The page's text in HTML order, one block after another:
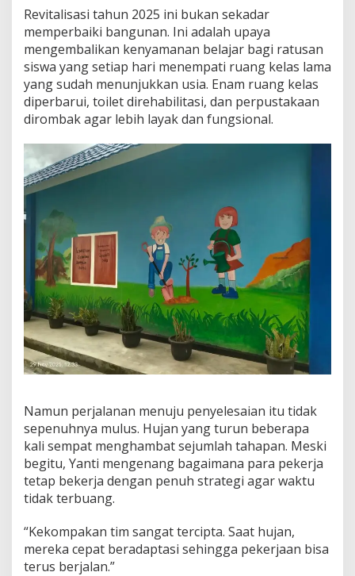
Revitalisasi tahun 2025 ini bukan sekadar
memperbaiki bangunan. Ini adalah upaya
mengembalikan kenyamanan belajar bagi ratusan
siswa yang setiap hari menempati ruang kelas lama
yang sudah menunjukkan usia. Enam ruang kelas
diperbarui, toilet direhabilitasi, dan perpustakaan
dirombak agar lebih layak dan fungsional.
Namun perjalanan menuju penyelesaian itu tidak
sepenuhnya mulus. Hujan yang turun beberapa
kali sempat menghambat sejumlah tahapan. Meski
begitu, Yanti mengenang bagaimana para pekerja
tetap bekerja dengan penuh strategi agar waktu
tidak terbuang.
“Kekompakan tim sangat tercipta. Saat hujan,
mereka cepat beradaptasi sehingga pekerjaan bisa
terus berjalan.”